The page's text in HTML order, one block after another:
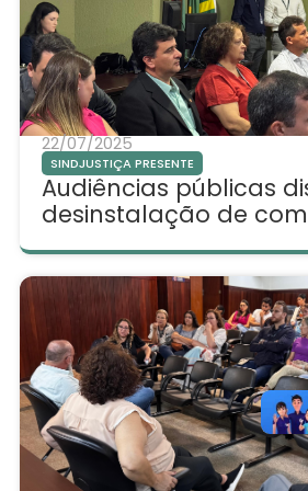
22/07/2025
SINDJUSTIÇA PRESENTE
Audiências públicas
desinstalação de